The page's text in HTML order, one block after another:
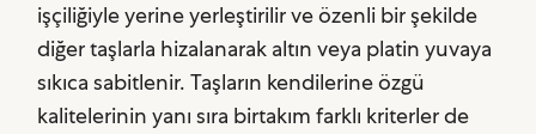
işçiliğiyle yerine yerleştirilir ve özenli bir şekilde
diğer taşlarla hizalanarak altın veya platin yuvaya
sıkıca sabitlenir. Taşların kendilerine özgü
kalitelerinin yanı sıra birtakım farklı kriterler de